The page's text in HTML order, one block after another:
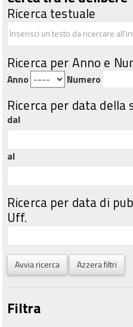
Ricerca testuale
Ricerca per Anno e
Anno Numero
Ricerca per data della
dal
al
Ricerca per data di
Uff.
Avvia ricerca Azzera filtri
Filtra